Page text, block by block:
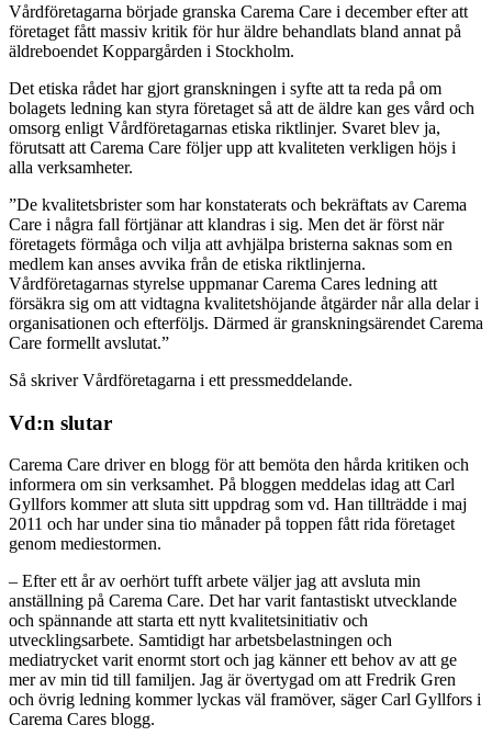
Vårdföretagarna började granska Carema Care i december efter att
företaget fått massiv kritik för hur äldre behandlats bland annat på
äldreboendet Koppargården i Stockholm.
Det etiska rådet har gjort granskningen i syfte att ta reda på om
bolagets ledning kan styra företaget så att de äldre kan ges vård och
omsorg enligt Vårdföretagarnas etiska riktlinjer. Svaret blev ja,
förutsatt att Carema Care följer upp att kvaliteten verkligen höjs i
alla verksamheter.
”De kvalitetsbrister som har konstaterats och bekräftats av Carema
Care i några fall förtjänar att klandras i sig. Men det är först när
företagets förmåga och vilja att avhjälpa bristerna saknas som en
medlem kan anses avvika från de etiska riktlinjerna.
Vårdföretagarnas styrelse uppmanar Carema Cares ledning att
försäkra sig om att vidtagna kvalitetshöjande åtgärder når alla delar i
organisationen och efterföljs. Därmed är granskningsärendet Carema
Care formellt avslutat.”
Så skriver Vårdföretagarna i ett pressmeddelande.
Vd:n slutar
Carema Care driver en blogg för att bemöta den hårda kritiken och
informera om sin verksamhet. På bloggen meddelas idag att Carl
Gyllfors kommer att sluta sitt uppdrag som vd. Han tillträdde i maj
2011 och har under sina tio månader på toppen fått rida företaget
genom mediestormen.
– Efter ett år av oerhört tufft arbete väljer jag att avsluta min
anställning på Carema Care. Det har varit fantastiskt utvecklande
och spännande att starta ett nytt kvalitetsinitiativ och
utvecklingsarbete. Samtidigt har arbetsbelastningen och
mediatrycket varit enormt stort och jag känner ett behov av att ge
mer av min tid till familjen. Jag är övertygad om att Fredrik Gren
och övrig ledning kommer lyckas väl framöver, säger Carl Gyllfors i
Carema Cares blogg.